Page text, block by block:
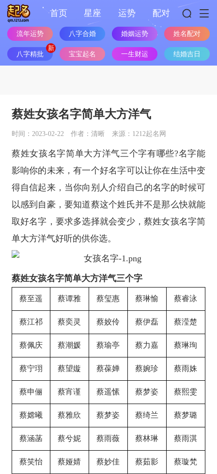
首页 星座 运势 配对
流年运势 八字合婚 婚姻运势 姓名配对
八字精批 宝宝起名 一生财运 结婚吉日
蔡姓女孩名字简单大方洋气
时间：2023-02-22 作者：清晰 来源：1212起名网
蔡姓女孩名字简单大方洋气三个字有哪些?名字能
影响你的未来，有一个好名字可以让你在生活中变
得自信起来，当你向别人介绍自己的名字的时候可
以感到自豪，要知道蔡这个姓氏并不是那么快就能
取好名字，要求多选择就会变少，蔡姓女孩名字简
单大方洋气好听的供你选。
蔡姓女孩名字简单大方洋气三个字
蔡至遥 蔡谭雅 蔡玺惠 蔡琳愉 蔡睿泳
蔡江祁 蔡奕灵 蔡姣伶 蔡伊磊 蔡滢楚
蔡佩庆 蔡潮媛 蔡瑜亭 蔡力嘉 蔡琳珣
蔡宁珝 蔡望嫙 蔡葆婵 蔡婉珍 蔡雨姝
蔡申俪 蔡宵谨 蔡遥愫 蔡梦姿 蔡熙雯
蔡嫦曦 蔡雅欣 蔡梦姿 蔡绮兰 蔡梦璐
蔡涵菡 蔡兮妮 蔡雨薇 蔡林琳 蔡雨淇
蔡笑怡 蔡娅婧 蔡妙佳 蔡茹影 蔡璇梵